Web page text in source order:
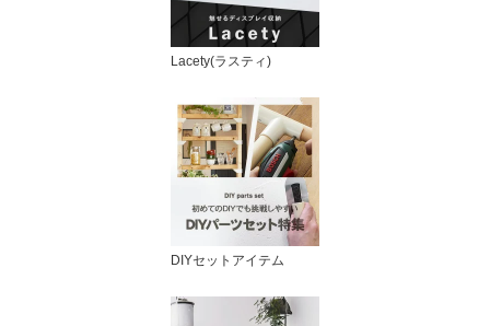
Lacety(ラスティ)
DIYセットアイテム